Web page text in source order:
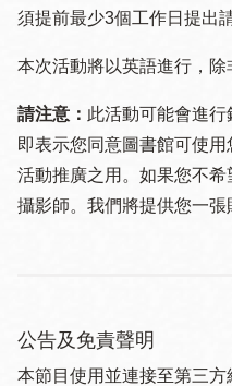
須提 前最少3個工作日提出
本次活動將以英語進行，除
請注意： 此活動可能會進行
即表示您同意圖書館可使
活動推廣之用。如果您不
攝影師。我們將提供您一張
公告及免責聲明
本節目使用並連接至第三